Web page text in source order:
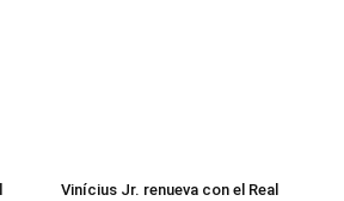
Vinícius Jr. renueva con el Real